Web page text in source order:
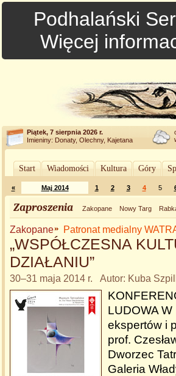
Podhalański
Więcej
Piątek, 7 sierpnia 2026 r.
Imieniny: Donaty, Olechny, Kajetana
Start Wiadomości Kultura Góry
« Maj 2014 1 2 3 4 5
Zaproszenia Zakopane Nowy Targ
Zakopane Patronat medialny
„WSPÓŁCZESNA
DZIAŁANIU”
30–31 maja 2014 r. Autor: Kuba
LUDOWA
ekspertów i
prof.
Dworzec
Galeria